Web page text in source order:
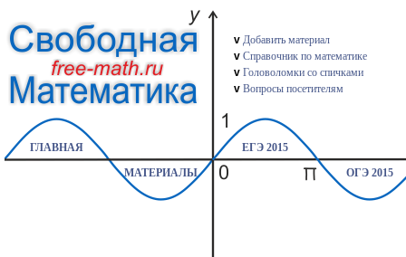
v Добавить материал
v Справочник по математике
v Головоломки со спичками
v Вопросы посетителям
ГЛАВНАЯ
ЕГЭ 2015
МАТЕРИАЛЫ
ОГЭ 2015